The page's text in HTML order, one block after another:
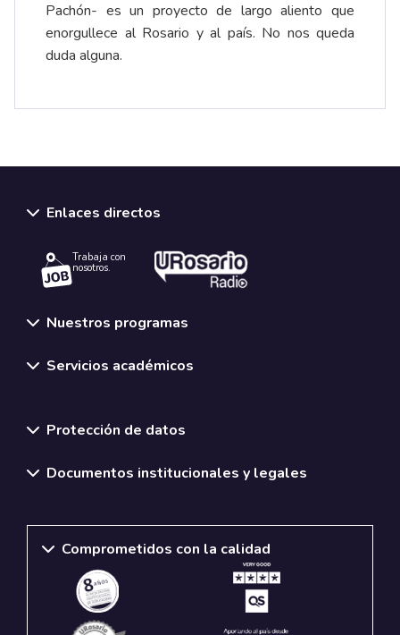
Pachón- es un proyecto de largo aliento que
enorgullece al Rosario y al país. No nos queda
duda alguna.
Enlaces directos
Trabaja con
nosotros.
Nuestros programas
Servicios académicos
Protección de datos
Documentos institucionales y legales
Comprometidos con la calidad